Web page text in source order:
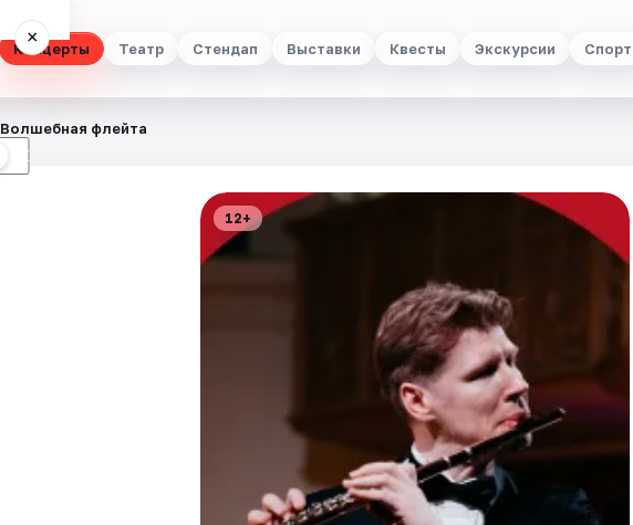
Концерты Театр Стендап Выставки Квесты Экскурсии Спорт
×
☾
Волшебная флейта
12+